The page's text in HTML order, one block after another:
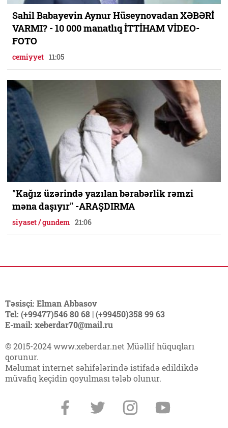
Sahil Babayevin Aynur Hüseynovadan XƏBƏRİ
VARMI? - 10 000 manatlıq İTTİHAM VİDEO-
FOTO
cemiyyet 11:05
"Kağız üzərində yazılan bərabərlik rəmzi
məna daşıyır" -ARAŞDIRMA
siyaset / gundem 21:06
Təsisçi: Elman Abbasov
Tel: (+99477)546 80 68 | (+99450)358 99 63
E-mail: xeberdar70@mail.ru
© 2015-2024 www.xeberdar.net Müəllif hüquqları
qorunur.
Məlumat internet səhifələrində istifadə edildikdə
müvafiq keçidin qoyulması tələb olunur.